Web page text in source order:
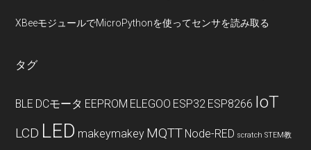
XBeeモジュールでMicroPythonを使ってセンサを読み取る
タグ
BLE DCモータ EEPROM ELEGOO ESP32 ESP8266 IoT
LCD LED makeymakey MQTT Node-RED scratch STEM教